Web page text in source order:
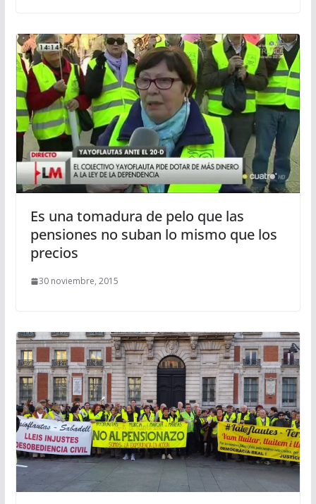
Es una tomadura de pelo que las
pensiones no suban lo mismo que los
precios
30 noviembre, 2015